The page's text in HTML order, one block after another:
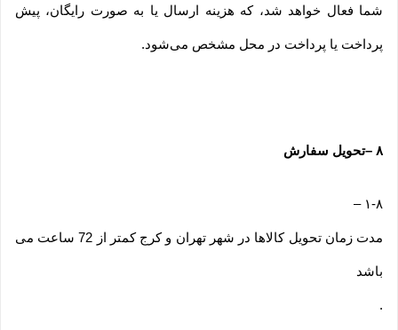
شما فعال خواهد شد، که هزینه ارسال یا به صورت رایگان، پیش
پرداخت یا پرداخت در محل مشخص می‌شود.
۸ –تحویل سفارش
۱-۸ –
مدت زمان تحویل کالاها در شهر تهران و کرج کمتر از 72 ساعت می
باشد
.